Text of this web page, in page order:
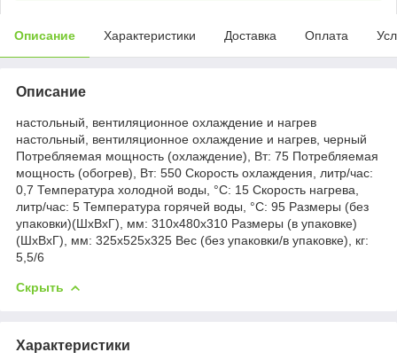
Описание Характеристики Доставка Оплата
Описание
настольный, вентиляционное охлаждение и нагрев
настольный, вентиляционное охлаждение и нагрев, черный
Потребляемая мощность (охлаждение), Вт: 75 Потребляемая
мощность (обогрев), Вт: 550 Скорость охлаждения, литр/час:
0,7 Температура холодной воды, °С: 15 Скорость нагрева,
литр/час: 5 Температура горячей воды, °С: 95 Размеры (без
упаковки)(ШхВхГ), мм: 310х480х310 Размеры (в упаковке)
(ШхВхГ), мм: 325х525х325 Вес (без упаковки/в упаковке), кг:
5,5/6
Скрыть
Характеристики